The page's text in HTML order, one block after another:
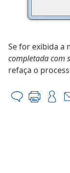
Se for exibida a
completada com
refaça o